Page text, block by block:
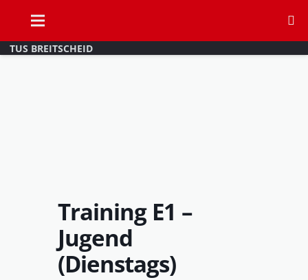
TUS BREITSCHEID
Training E1 –
Jugend
(Dienstags)